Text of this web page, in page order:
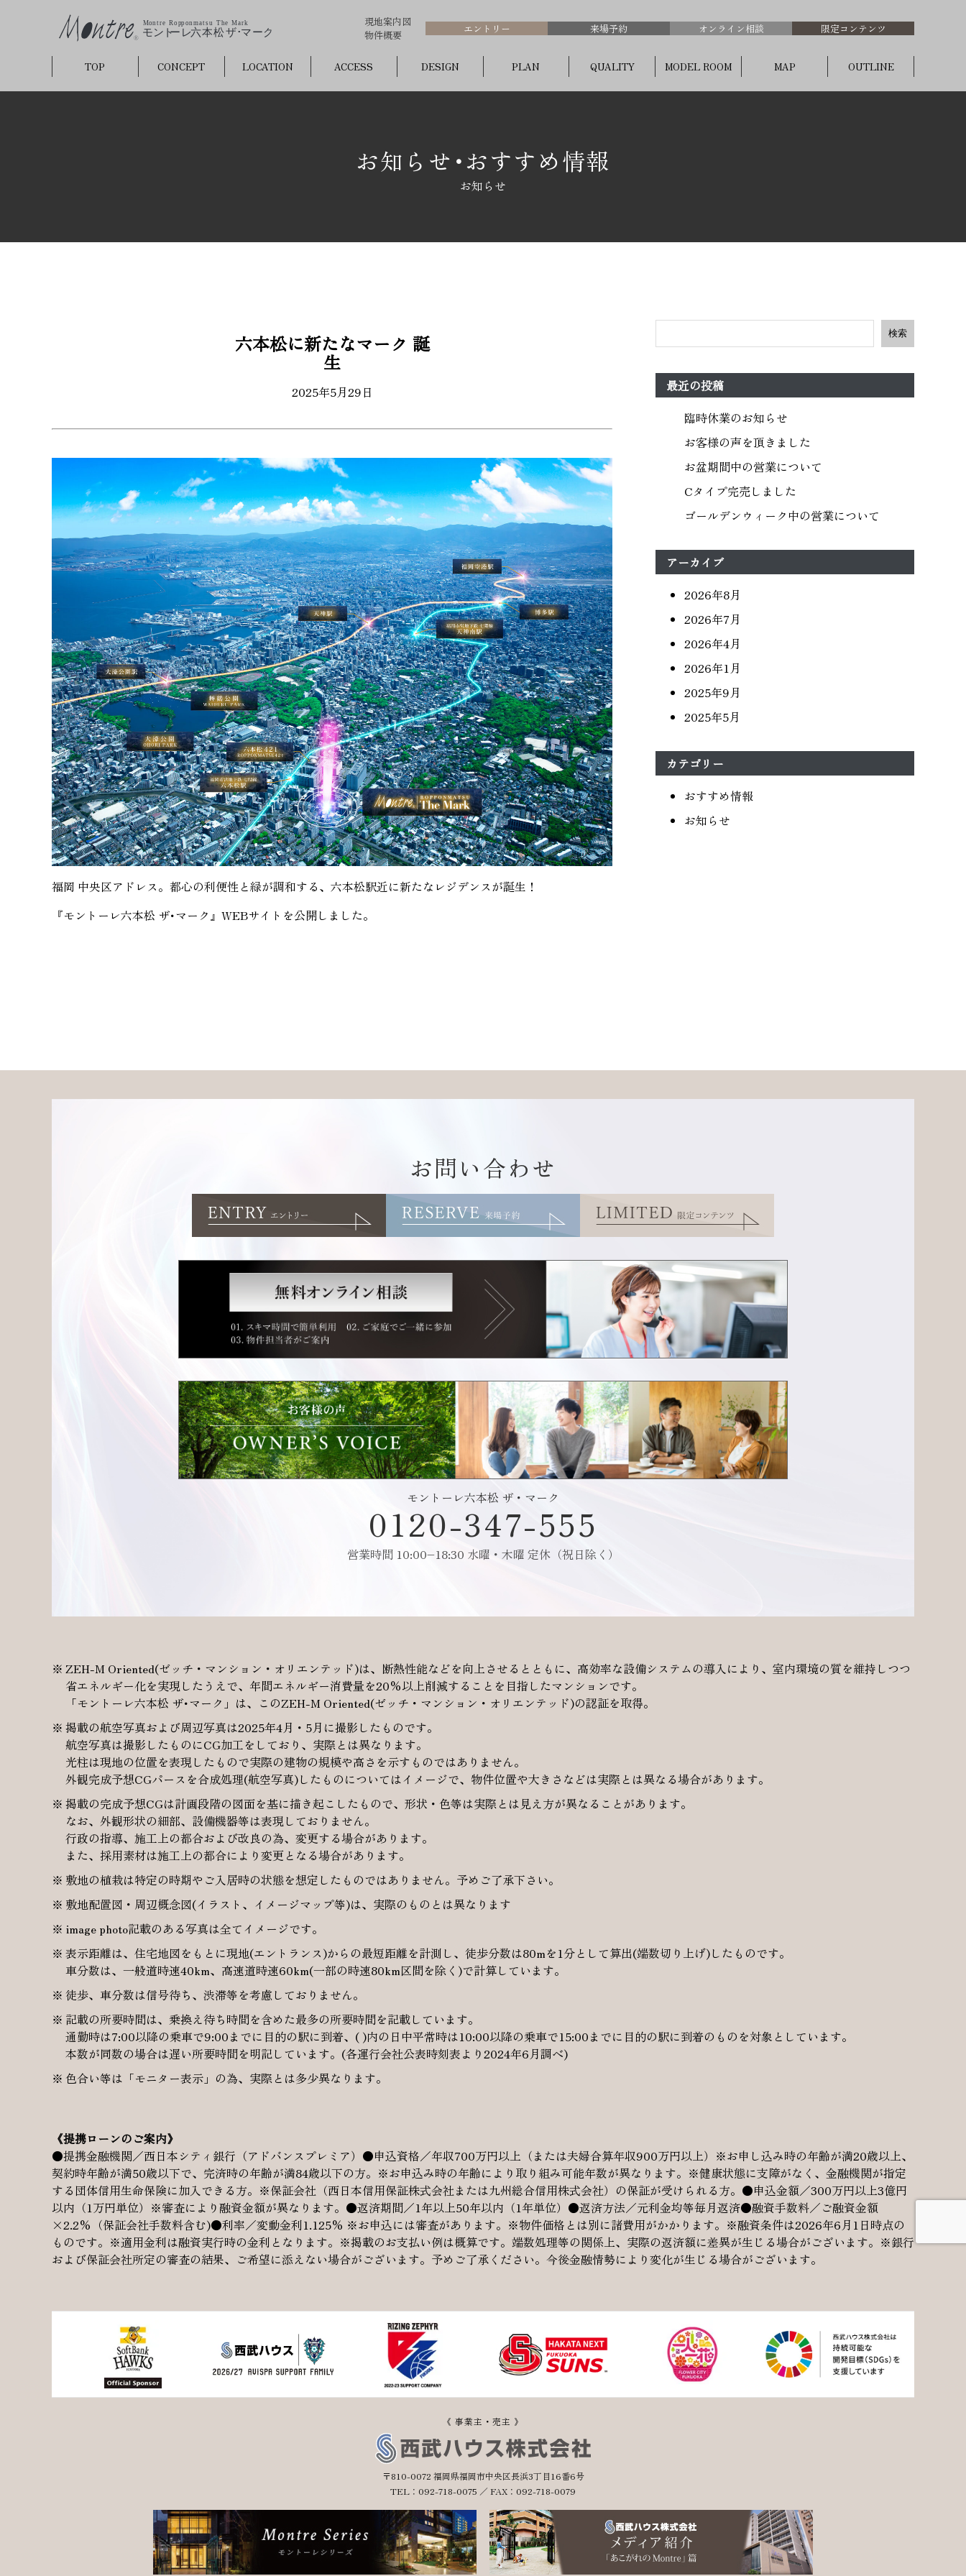
現地案内図
物件概要
エントリー 来場予約 オンライン相談 限定コンテンツ
TOP CONCEPT LOCATION ACCESS DESIGN PLAN QUALITY MODEL ROOM MAP OUTLINE
お知らせ･おすすめ情報
お知らせ
六本松に新たなマーク 誕
生
2025年5月29日
福岡 中央区アドレス。都心の利便性と緑が調和する、六本松駅近に新たなレジデンスが誕生！
『モントーレ六本松 ザ･マーク』WEBサイトを公開しました。
検索
最近の投稿
臨時休業のお知らせ
お客様の声を頂きました
お盆期間中の営業について
Cタイプ完売しました
ゴールデンウィーク中の営業について
アーカイブ
2026年8月
2026年7月
2026年4月
2026年1月
2025年9月
2025年5月
カテゴリー
おすすめ情報
お知らせ
お問い合わせ
モントーレ六本松 ザ・マーク
0120-347-555
営業時間 10:00–18:30 水曜・木曜 定休（祝日除く）
ZEH-M Oriented(ゼッチ・マンション・オリエンテッド)は、断熱性能などを向上させるとともに、高効率な設備システムの導入により、室内環境の質を維持しつつ
省エネルギー化を実現したうえで、年間エネルギー消費量を20%以上削減することを目指したマンションです。
「モントーレ六本松 ザ･マーク」は、このZEH-M Oriented(ゼッチ・マンション・オリエンテッド)の認証を取得。
掲載の航空写真および周辺写真は2025年4月・5月に撮影したものです。
航空写真は撮影したものにCG加工をしており、実際とは異なります。
光柱は現地の位置を表現したもので実際の建物の規模や高さを示すものではありません。
外観完成予想CGパースを合成処理(航空写真)したものについてはイメージで、物件位置や大きさなどは実際とは異なる場合があります。
掲載の完成予想CGは計画段階の図面を基に描き起こしたもので、形状・色等は実際とは見え方が異なることがあります。
なお、外観形状の細部、設備機器等は表現しておりません。
行政の指導、施工上の都合および改良の為、変更する場合があります。
また、採用素材は施工上の都合により変更となる場合があります。
敷地の植栽は特定の時期やご入居時の状態を想定したものではありません。予めご了承下さい。
敷地配置図・周辺概念図(イラスト、イメージマップ等)は、実際のものとは異なります
image photo記載のある写真は全てイメージです。
表示距離は、住宅地図をもとに現地(エントランス)からの最短距離を計測し、徒歩分数は80mを1分として算出(端数切り上げ)したものです。
車分数は、一般道時速40km、高速道時速60km(一部の時速80km区間を除く)で計算しています。
徒歩、車分数は信号待ち、渋滞等を考慮しておりません。
記載の所要時間は、乗換え待ち時間を含めた最多の所要時間を記載しています。
通勤時は7:00以降の乗車で9:00までに目的の駅に到着、( )内の日中平常時は10:00以降の乗車で15:00までに目的の駅に到着のものを対象としています。
本数が同数の場合は遅い所要時間を明記しています。(各運行会社公表時刻表より2024年6月調べ)
色合い等は「モニター表示」の為、実際とは多少異なります。
《提携ローンのご案内》
●提携金融機関／西日本シティ銀行（アドバンスプレミア）●申込資格／年収700万円以上（または夫婦合算年収900万円以上）※お申し込み時の年齢が満20歳以上、
契約時年齢が満50歳以下で、完済時の年齢が満84歳以下の方。※お申込み時の年齢により取り組み可能年数が異なります。※健康状態に支障がなく、金融機関が指定
する団体信用生命保険に加入できる方。※保証会社（西日本信用保証株式会社または九州総合信用株式会社）の保証が受けられる方。●申込金額／300万円以上3億円
以内（1万円単位）※審査により融資金額が異なります。●返済期間／1年以上50年以内（1年単位）●返済方法／元利金均等毎月返済●融資手数料／ご融資金額
×2.2%（保証会社手数料含む)●利率／変動金利1.125% ※お申込には審査があります。※物件価格とは別に諸費用がかかります。※融資条件は2026年6月1日時点の
ものです。※適用金利は融資実行時の金利となります。※掲載のお支払い例は概算です。端数処理等の関係上、実際の返済額に差異が生じる場合がございます。※銀行
および保証会社所定の審査の結果、ご希望に添えない場合がございます。予めご了承ください。今後金融情勢により変化が生じる場合がございます。
《 事業主・売主 》
〒810-0072 福岡県福岡市中央区長浜3丁目16番6号
TEL：092-718-0075 ／ FAX：092-718-0079